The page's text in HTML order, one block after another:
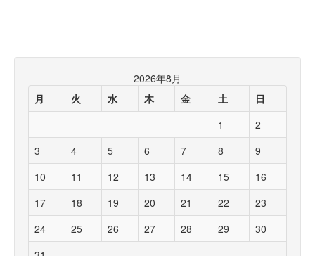
2026年8月
月
火 水 木 金 土
日
1
2
3
4 5 6 7 8
9
10
11 12 13 14 15
16
17
18 19 20 21 22
23
24
25 26 27 28 29
30